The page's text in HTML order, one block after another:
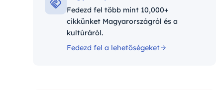
Fedezd fel több mint 10,000+
cikkünket Magyarországról és a
kultúráról.
Fedezd fel a lehetőségeket